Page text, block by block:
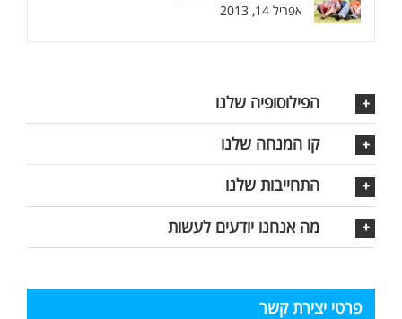
אפריל 14, 2013
הפילוסופיה שלנו
קו המנחה שלנו
התחייבות שלנו
מה אנחנו יודעים לעשות
פרטי יצירת קשר